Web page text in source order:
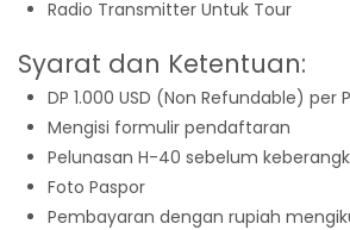
Radio Transmitter Untuk Tour
Syarat dan Ketentuan:
DP 1.000 USD (Non Refundable) per
Mengisi formulir pendaftaran
Pelunasan H-40 sebelum
Foto Paspor
Pembayaran dengan rupiah